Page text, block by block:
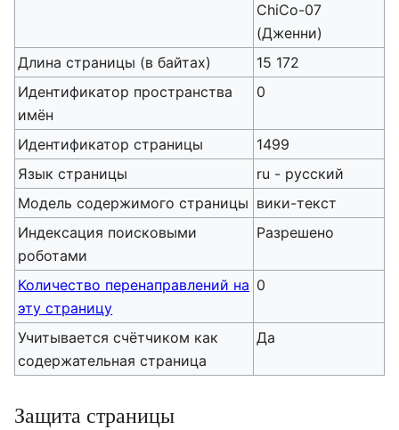
ChiCo-07
(Дженни)
Длина страницы (в байтах)
15 172
Идентификатор пространства
имён
0
Идентификатор страницы
1499
Язык страницы
ru - русский
Модель содержимого страницы вики-текст
Индексация поисковыми
роботами
Разрешено
Количество перенаправлений на
эту страницу
0
Учитывается счётчиком как
содержательная страница
Да
Защита страницы